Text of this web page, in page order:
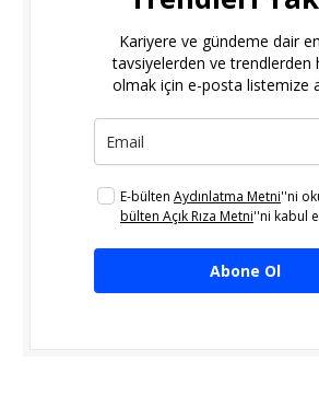
Kariyere ve gündeme dair
tavsiyelerden ve trendlerden
olmak için e-posta listemize
E-bülten Aydınlatma Metni''ni
bülten Açık Rıza Metni''ni kabul
Abone Ol